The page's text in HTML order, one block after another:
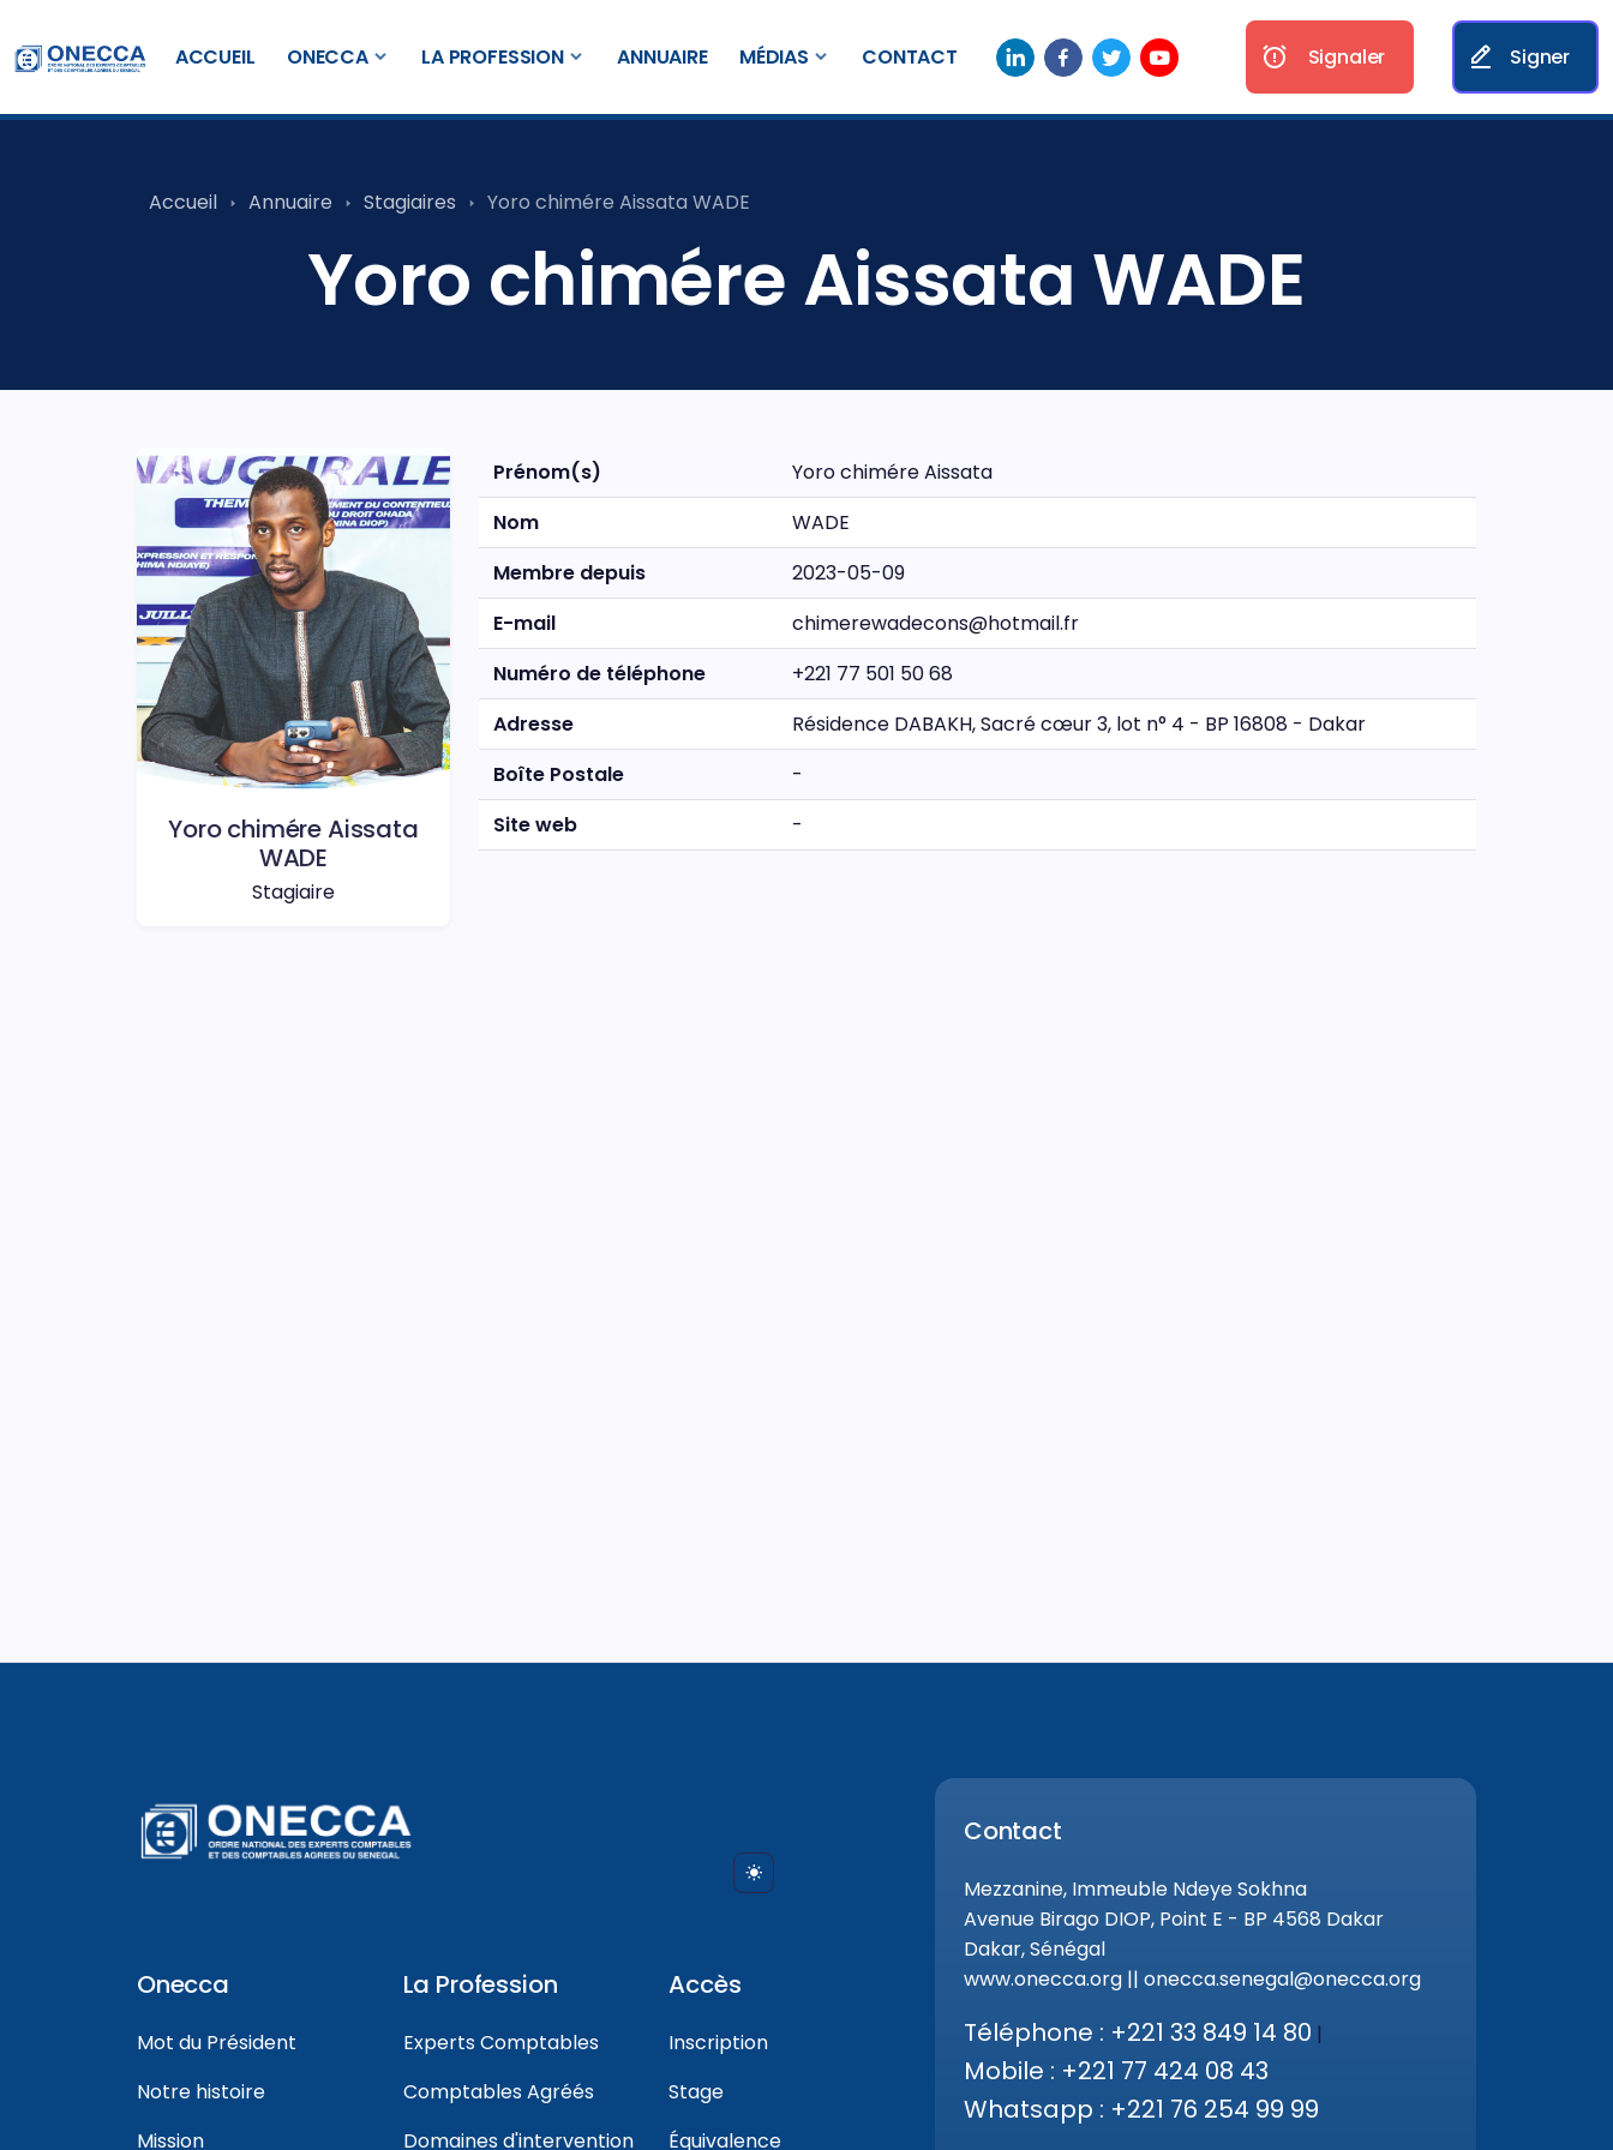
Signaler Signer
ACCUEIL ONECCA LA PROFESSION ANNUAIRE MÉDIAS CONTACT
Accueil Annuaire Stagiaires Yoro chimére Aissata WADE
Yoro chimére Aissata WADE
Yoro chimére Aissata
WADE
Stagiaire
Prénom(s)
Yoro chimére Aissata
Nom
WADE
Membre depuis
2023-05-09
E-mail
chimerewadecons@hotmail.fr
Numéro de téléphone
+221 77 501 50 68
Adresse
Résidence DABAKH, Sacré cœur 3, lot n° 4 - BP 16808 - Dakar
Boîte Postale
-
Site web
-
Onecca
Mot du Président
Notre histoire
Mission
La Profession
Experts Comptables
Comptables Agréés
Domaines d'intervention
Accès
Inscription
Stage
Équivalence
Contact
Mezzanine, Immeuble Ndeye Sokhna
Avenue Birago DIOP, Point E - BP 4568 Dakar
Dakar, Sénégal
www.onecca.org || onecca.senegal@onecca.org
Téléphone : +221 33 849 14 80 |
Mobile : +221 77 424 08 43
Whatsapp : +221 76 254 99 99